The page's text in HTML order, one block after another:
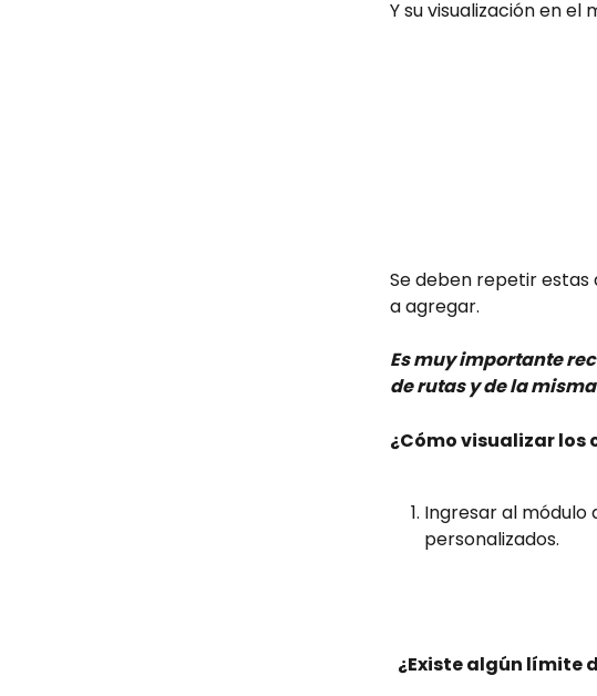
Y su visualización en el
Se deben repetir estas
a agregar.
Es muy importante
de rutas y de la
¿Cómo visualizar los
Ingresar al módulo
personalizados.
¿Existe algún límite